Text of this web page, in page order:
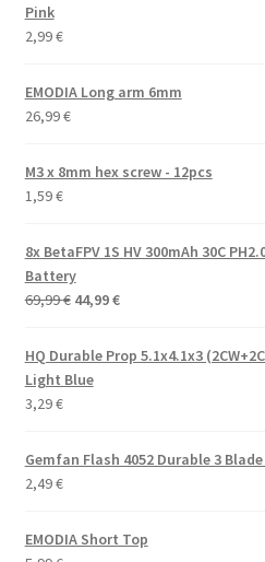
Pink
2,99€
EMODIA Long arm 6mm
26,99€
M3 x 8mm hex screw - 12pcs
1,59€
8x BetaFPV 1S HV 300mAh 30C
Battery
69,99€ Alkuperäinen
oli:
69,99 €.
44,99€Nykyinen
44,99 €.
HQ Durable Prop 5.1x4.1x3
Light Blue
3,29€
Gemfan Flash 4052 Durable 3
2,49€
EMODIA Short Top